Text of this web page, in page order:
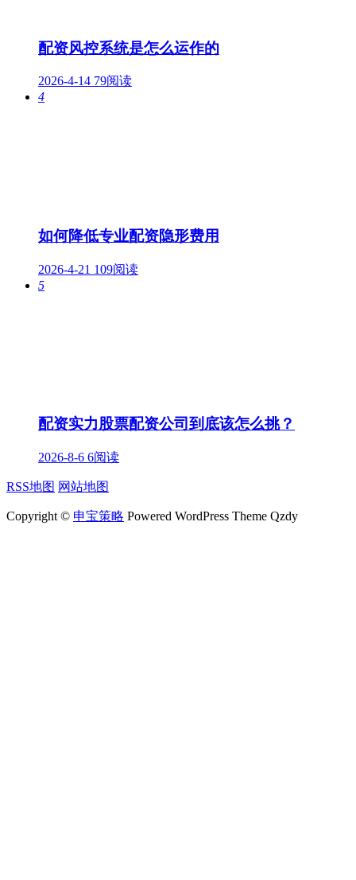
配资风控系统是怎么运作的
2026-4-14 79阅读
4
如何降低专业配资隐形费用
2026-4-21 109阅读
5
配资实力股票配资公司到底该怎么挑？
2026-8-6 6阅读
RSS地图 网站地图
Copyright © 申宝策略 Powered WordPress Theme Qzdy